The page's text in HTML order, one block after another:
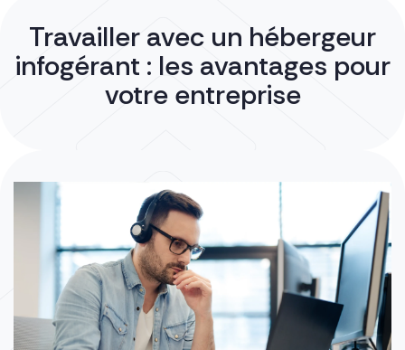
Travailler avec un hébergeur
infogérant : les avantages pour
votre entreprise